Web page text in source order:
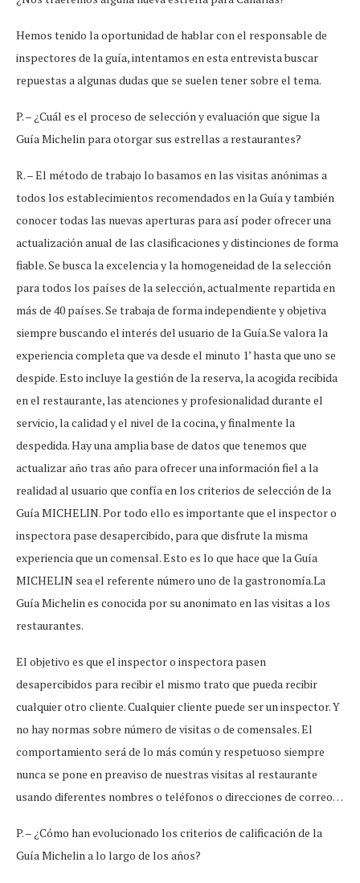
Hemos tenido la oportunidad de hablar con el responsable de
inspectores de la guía, intentamos en esta entrevista buscar
repuestas a algunas dudas que se suelen tener sobre el tema.
P. – ¿Cuál es el proceso de selección y evaluación que sigue la
Guía Michelin para otorgar sus estrellas a restaurantes?
R. – El método de trabajo lo basamos en las visitas anónimas a
todos los establecimientos recomendados en la Guía y también
conocer todas las nuevas aperturas para así poder ofrecer una
actualización anual de las clasificaciones y distinciones de forma
fiable. Se busca la excelencia y la homogeneidad de la selección
para todos los países de la selección, actualmente repartida en
más de 40 países. Se trabaja de forma independiente y objetiva
siempre buscando el interés del usuario de la Guía.Se valora la
experiencia completa que va desde el minuto 1’ hasta que uno se
despide. Esto incluye la gestión de la reserva, la acogida recibida
en el restaurante, las atenciones y profesionalidad durante el
servicio, la calidad y el nivel de la cocina, y finalmente la
despedida. Hay una amplia base de datos que tenemos que
actualizar año tras año para ofrecer una información fiel a la
realidad al usuario que confía en los criterios de selección de la
Guía MICHELIN. Por todo ello es importante que el inspector o
inspectora pase desapercibido, para que disfrute la misma
experiencia que un comensal. Esto es lo que hace que la Guía
MICHELIN sea el referente número uno de la gastronomía.La
Guía Michelin es conocida por su anonimato en las visitas a los
restaurantes.
El objetivo es que el inspector o inspectora pasen
desapercibidos para recibir el mismo trato que pueda recibir
cualquier otro cliente. Cualquier cliente puede ser un inspector. Y
no hay normas sobre número de visitas o de comensales. El
comportamiento será de lo más común y respetuoso siempre
nunca se pone en preaviso de nuestras visitas al restaurante
usando diferentes nombres o teléfonos o direcciones de correo…
P. – ¿Cómo han evolucionado los criterios de calificación de la
Guía Michelin a lo largo de los años?